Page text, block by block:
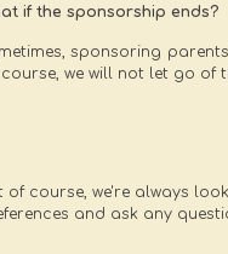
if the sponsorship ends?
sponsoring
we will not let go of
of course, we're always
and ask any